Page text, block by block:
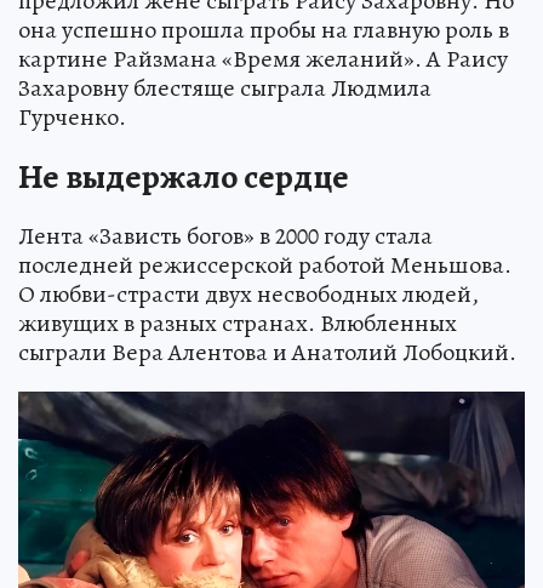
она успешно прошла пробы на главную роль в
картине Райзмана «Время желаний». А Раису
Захаровну блестяще сыграла Людмила
Гурченко.
Не выдержало сердце
Лента «Зависть богов» в 2000 году стала
последней режиссерской работой Меньшова.
О любви-страсти двух несвободных людей,
живущих в разных странах. Влюбленных
сыграли Вера Алентова и Анатолий Лобоцкий.